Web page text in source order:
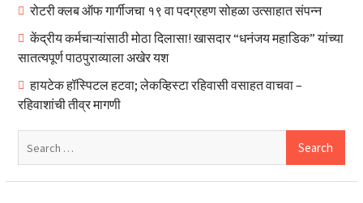
रोटरी क्लब ऑफ गार्गीजचा १९ वा पदग्रहण सोहळा उत्साहात संपन्न
केंद्रीय कर्मचाऱ्यांसाठी मोठा दिलासा! खासदार “धनंजय महाडिक” यांच्या
सातत्यपूर्ण पाठपुराव्याला अखेर यश
हायटेक हॉस्पिटल हटवा; लेकव्हिस्टा रहिवासी वसाहत वाचवा –
रहिवाशांची तीव्र मागणी